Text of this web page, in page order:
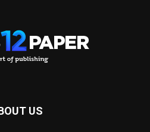
US